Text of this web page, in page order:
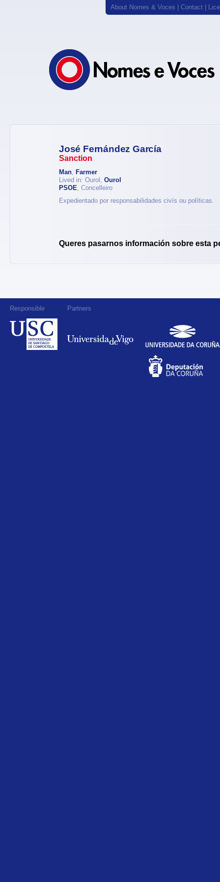
About Nomes & Voces Contact
José Fernández García
Sanction
Man, Farmer
Lived in: Ourol, Ourol
PSOE, Concelleiro
Expedientado por responsabilidades civís ou políticas.
Queres pasarnos información sobre esta
Responsible Partners